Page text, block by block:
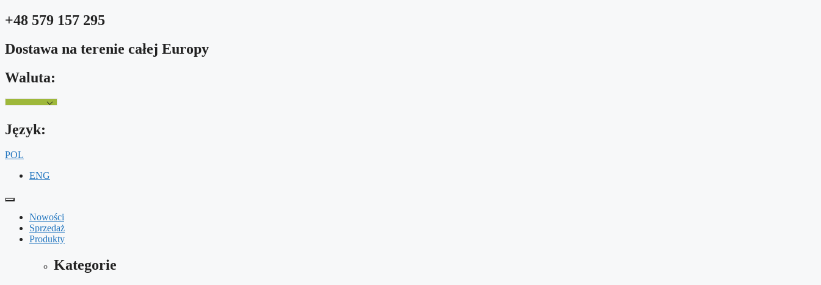
Przejdź
+48 579 157 295
Dostawa na terenie całej Europy
Waluta:
Język:
POL
ENG
Nowości
Sprzedaż
Produkty
Kategorie